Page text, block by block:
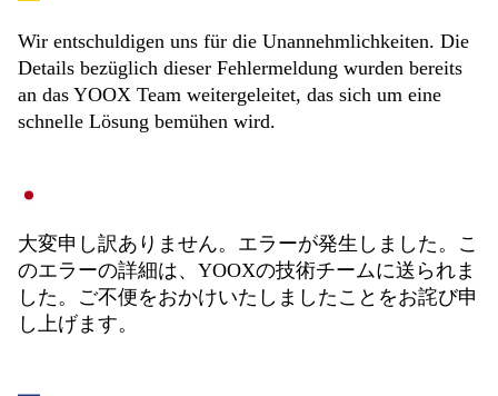
Wir entschuldigen uns für die Unannehmlichkeiten. Die
Details bezüglich dieser Fehlermeldung wurden bereits
an das YOOX Team weitergeleitet, das sich um eine
schnelle Lösung bemühen wird.
大変申し訳ありません。エラーが発生しました。こ
のエラーの詳細は、YOOXの技術チームに送られま
した。ご不便をおかけいたしましたことをお詫び申
し上げます。